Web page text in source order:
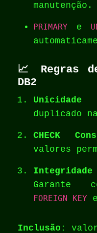
manutenção.
PRIMARY e
📈 Regras
DB2
Unicidade
duplicado
CHECK
valores
Garante
FOREIGN KEY
Inclusão: